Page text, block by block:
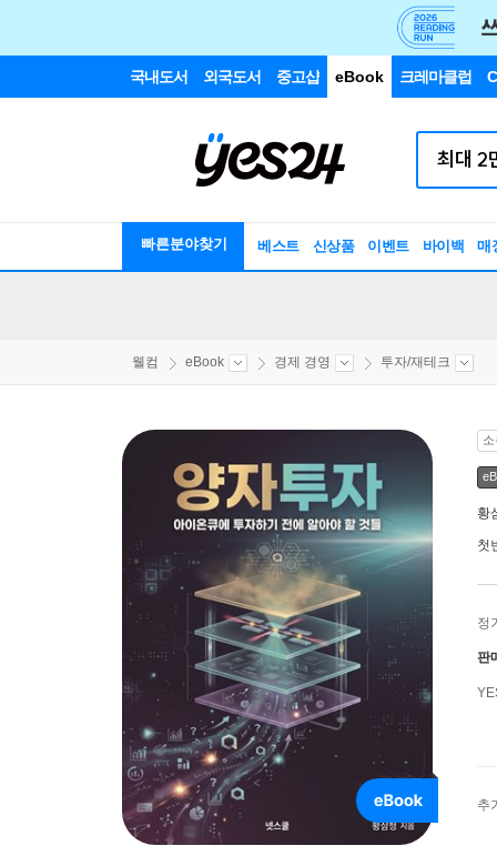
국내도서 외국도서 중고샵 eBook 크레마클럽
빠른분야찾기 베스트 신상품 이벤트 바이백 매
웰컴 eBook 경제 경영 투자/재테크
황
첫
정
판
추